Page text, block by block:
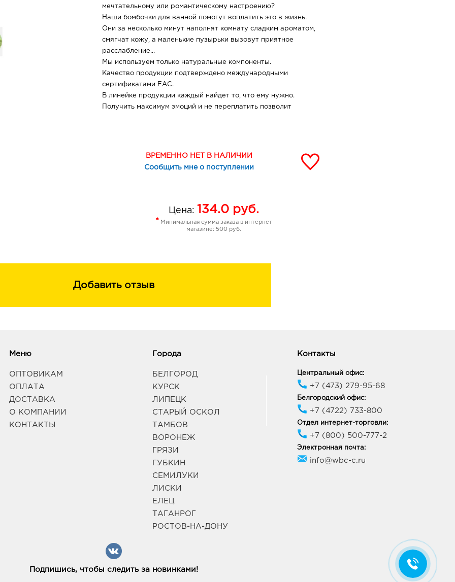
мечтательному или романтическому настроению?
Наши бомбочки для ванной помогут воплатить это в жизнь.
Они за несколько минут наполнят комнату сладким ароматом,
смягчат кожу, а маленькие пузырьки вызовут приятное
расслабление...
Мы используем только натуральные компоненты.
Качество продукции подтверждено международными
сертификатами ЕАС.
В линейке продукции каждый найдет то, что ему нужно.
Получить максимум эмоций и не переплатить позволит
ВРЕМЕННО НЕТ В НАЛИЧИИ
Сообщить мне о поступлении
Цена: 134.0 руб.
* Минимальная сумма заказа в интернет
магазине: 500 руб.
Добавить отзыв
Меню
ОПТОВИКАМ
ОПЛАТА
ДОСТАВКА
О КОМПАНИИ
КОНТАКТЫ
Города
БЕЛГОРОД
КУРСК
ЛИПЕЦК
СТАРЫЙ ОСКОЛ
ТАМБОВ
ВОРОНЕЖ
ГРЯЗИ
ГУБКИН
СЕМИЛУКИ
ЛИСКИ
ЕЛЕЦ
ТАГАНРОГ
РОСТОВ-НА-ДОНУ
Контакты
Центральный офис:
+7 (473) 279-95-68
Белгородский офис:
+7 (4722) 733-800
Отдел интернет-торговли:
+7 (800) 500-777-2
Электронная почта:
info@wbc-c.ru
Подпишись, чтобы следить за новинками!